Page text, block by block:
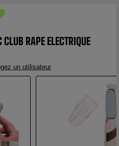
RAPE ELECTRIQUE
un utilisateur